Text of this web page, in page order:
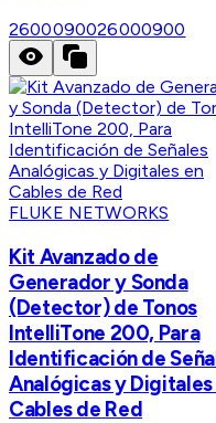
2600090026000900
FLUKE NETWORKS
Kit Avanzado de
Generador y Sonda
(Detector) de Tonos
IntelliTone 200, Para
Identificación de
Analógicas y Digitales
Cables de Red